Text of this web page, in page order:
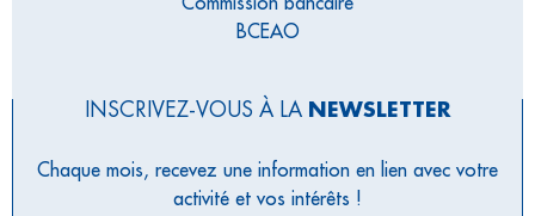
BCEAO
INSCRIVEZ-VOUS À LA NEWSLETTER
Chaque mois, recevez une information en lien avec votre
activité et vos intérêts !